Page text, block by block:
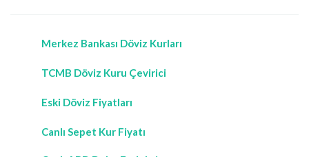
Merkez Bankası Döviz Kurları
TCMB Döviz Kuru Çevirici
Eski Döviz Fiyatları
Canlı Sepet Kur Fiyatı